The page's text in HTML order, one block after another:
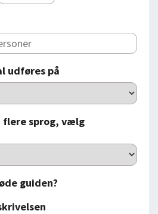
udføres på
flere sprog, vælg
guiden?